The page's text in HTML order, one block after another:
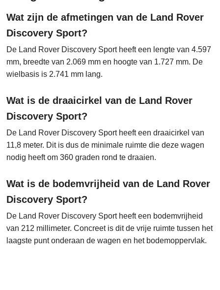
Wat zijn de afmetingen van de Land Rover
Discovery Sport?
De Land Rover Discovery Sport heeft een lengte van 4.597
mm, breedte van 2.069 mm en hoogte van 1.727 mm. De
wielbasis is 2.741 mm lang.
Wat is de draaicirkel van de Land Rover
Discovery Sport?
De Land Rover Discovery Sport heeft een draaicirkel van
11,8 meter. Dit is dus de minimale ruimte die deze wagen
nodig heeft om 360 graden rond te draaien.
Wat is de bodemvrijheid van de Land Rover
Discovery Sport?
De Land Rover Discovery Sport heeft een bodemvrijheid
van 212 millimeter. Concreet is dit de vrije ruimte tussen het
laagste punt onderaan de wagen en het bodemoppervlak.